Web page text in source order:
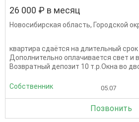
26 000 ₽ в месяц
Новосибирская область, Городской
квартира сдаётся на длительный
Дополнительно оплачивается свет и
Возвратный депозит 10 т.р.Окна во
Собственник 05.07
Позвонить